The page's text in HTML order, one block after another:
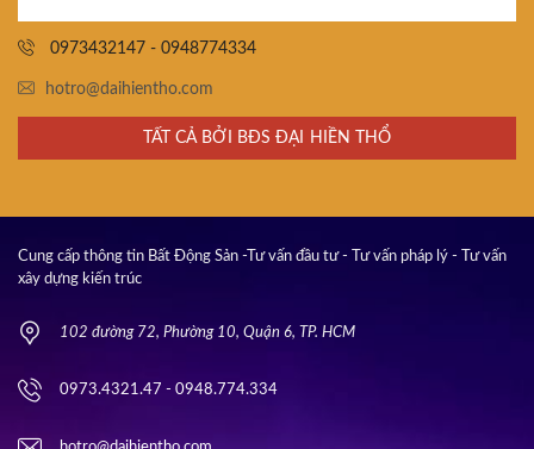
0973432147 - 0948774334
hotro@daihientho.com
TẤT CẢ BỞI BĐS ĐẠI HIỀN THỔ
Cung cấp thông tin Bất Động Sản -Tư vấn đầu tư - Tư vấn pháp lý - Tư vấn
xây dựng kiến trúc
102 đường 72, Phường 10, Quận 6, TP. HCM
0973.4321.47 - 0948.774.334